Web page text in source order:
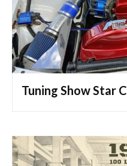
Tuning Show Star